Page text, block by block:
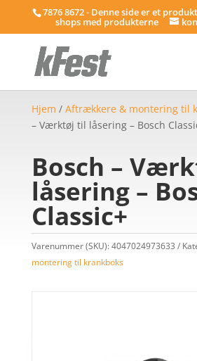
7876 8672 - Denne side er et
shops med produkterne
Hjem / Aftrækkere & montering til
– Værktøj til låsering – Bosch
Bosch –
låsering –
Classic+
Varenummer (SKU):4047024973633
montering til krankboks